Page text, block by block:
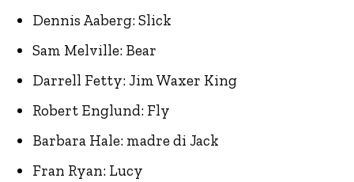
Dennis Aaberg: Slick
Sam Melville: Bear
Darrell Fetty: Jim Waxer King
Robert Englund: Fly
Barbara Hale: madre di Jack
Fran Ryan: Lucy